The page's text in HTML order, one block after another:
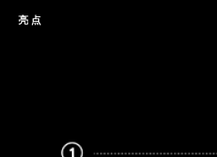
亮点